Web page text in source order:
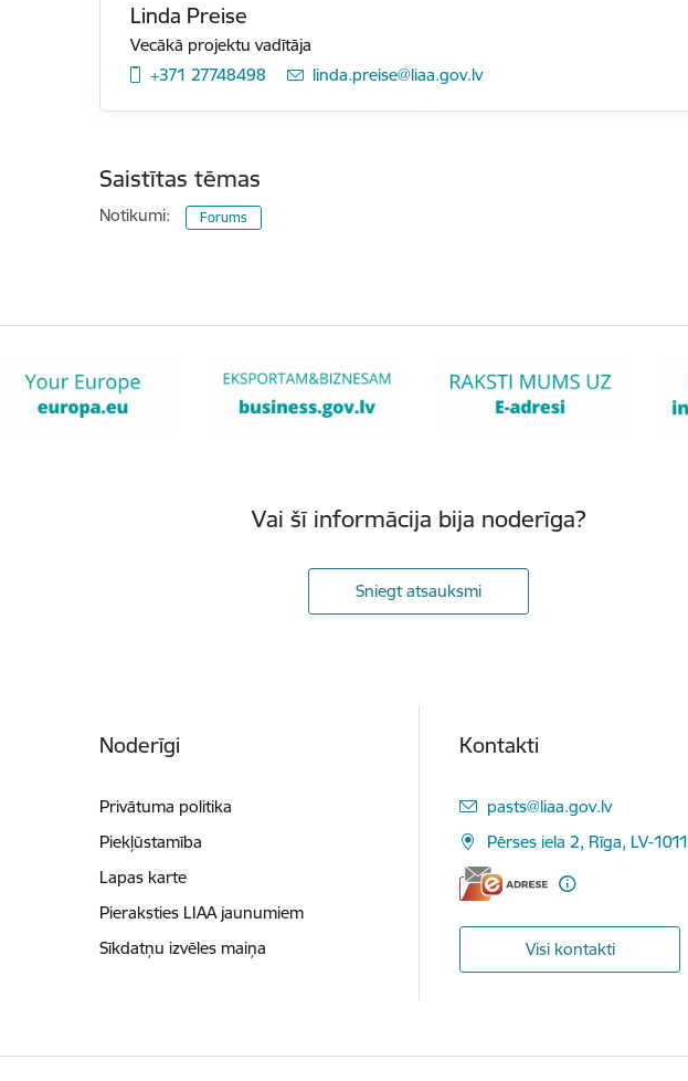
Linda Preise
Vecākā projektu vadītāja
+371 27748498
E-pasts:
linda.preise@liaa.gov.lv
Saistītas tēmas
Notikumi: Forums
Vai šī informācija bija noderīga?
Sniegt atsauksmi
Noderīgi
Privātuma politika
Piekļūstamība
Lapas karte
Pieraksties LIAA jaunumiem
Sīkdatņu izvēles maiņa
Kontakti
E-pasts:
pasts@liaa.gov.lv
Pērses iela 2, Rīga, LV-1011
Visi kontakti